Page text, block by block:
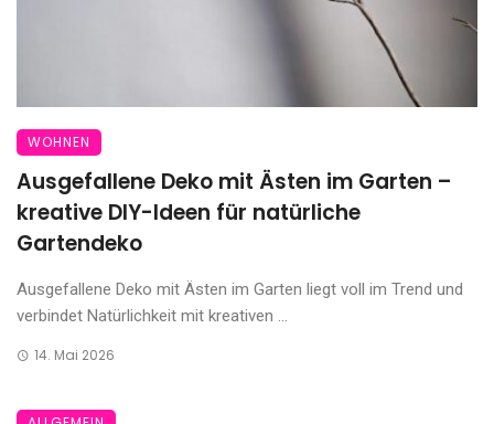
WOHNEN
Ausgefallene Deko mit Ästen im Garten –
kreative DIY-Ideen für natürliche
Gartendeko
Ausgefallene Deko mit Ästen im Garten liegt voll im Trend und
verbindet Natürlichkeit mit kreativen ...
14. Mai 2026